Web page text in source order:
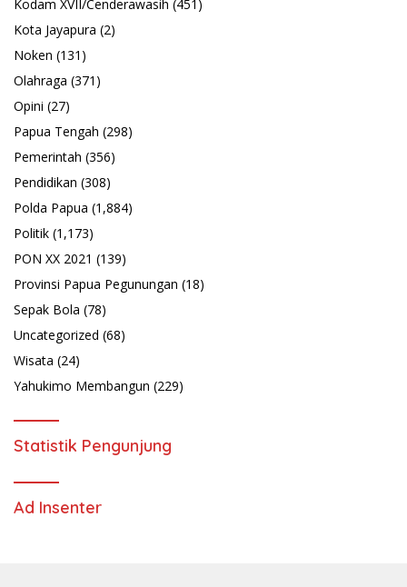
Kodam XVII/Cenderawasih (451)
Kota Jayapura (2)
Noken (131)
Olahraga (371)
Opini (27)
Papua Tengah (298)
Pemerintah (356)
Pendidikan (308)
Polda Papua (1,884)
Politik (1,173)
PON XX 2021 (139)
Provinsi Papua Pegunungan (18)
Sepak Bola (78)
Uncategorized (68)
Wisata (24)
Yahukimo Membangun (229)
Statistik Pengunjung
Ad Insenter